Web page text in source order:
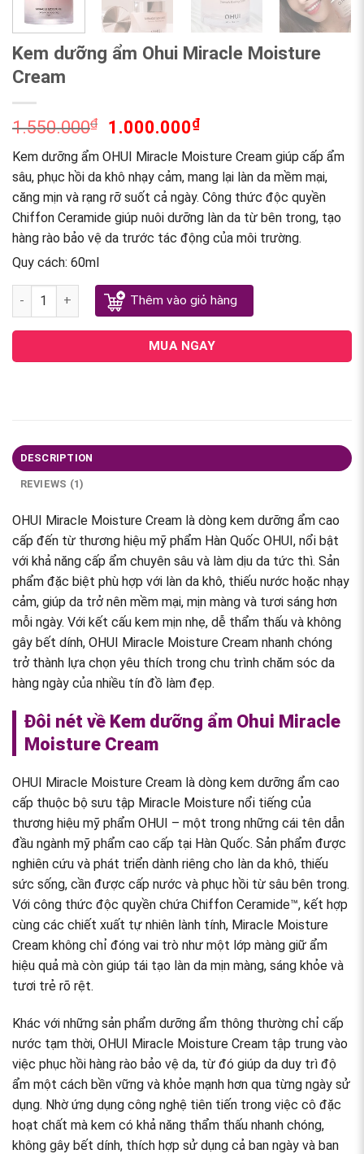
Kem dưỡng ẩm Ohui Miracle Moisture
Cream
1.550.000₫ 1.000.000₫
Kem dưỡng ẩm OHUI Miracle Moisture Cream giúp cấp ẩm
sâu, phục hồi da khô nhạy cảm, mang lại làn da mềm mại,
căng mịn và rạng rỡ suốt cả ngày. Công thức độc quyền
Chiffon Ceramide giúp nuôi dưỡng làn da từ bên trong, tạo
hàng rào bảo vệ da trước tác động của môi trường.
Quy cách: 60ml
Kem dưỡng ẩm Ohui Miracle Moisture Cream quantity
Thêm vào giỏ hàng
MUA NGAY
DESCRIPTION
REVIEWS (1)
OHUI Miracle Moisture Cream là dòng kem dưỡng ẩm cao
cấp đến từ thương hiệu mỹ phẩm Hàn Quốc OHUI, nổi bật
với khả năng cấp ẩm chuyên sâu và làm dịu da tức thì. Sản
phẩm đặc biệt phù hợp với làn da khô, thiếu nước hoặc nhạy
cảm, giúp da trở nên mềm mại, mịn màng và tươi sáng hơn
mỗi ngày. Với kết cấu kem mịn nhẹ, dễ thẩm thấu và không
gây bết dính, OHUI Miracle Moisture Cream nhanh chóng
trở thành lựa chọn yêu thích trong chu trình chăm sóc da
hàng ngày của nhiều tín đồ làm đẹp.
Đôi nét về Kem dưỡng ẩm Ohui Miracle
Moisture Cream
OHUI Miracle Moisture Cream là dòng kem dưỡng ẩm cao
cấp thuộc bộ sưu tập Miracle Moisture nổi tiếng của
thương hiệu mỹ phẩm OHUI – một trong những cái tên dẫn
đầu ngành mỹ phẩm cao cấp tại Hàn Quốc. Sản phẩm được
nghiên cứu và phát triển dành riêng cho làn da khô, thiếu
sức sống, cần được cấp nước và phục hồi từ sâu bên trong.
Với công thức độc quyền chứa Chiffon Ceramide™, kết hợp
cùng các chiết xuất tự nhiên lành tính, Miracle Moisture
Cream không chỉ đóng vai trò như một lớp màng giữ ẩm
hiệu quả mà còn giúp tái tạo làn da mịn màng, sáng khỏe và
tươi trẻ rõ rệt.
Khác với những sản phẩm dưỡng ẩm thông thường chỉ cấp
nước tạm thời, OHUI Miracle Moisture Cream tập trung vào
việc phục hồi hàng rào bảo vệ da, từ đó giúp da duy trì độ
ẩm một cách bền vững và khỏe mạnh hơn qua từng ngày sử
dụng. Nhờ ứng dụng công nghệ tiên tiến trong việc cô đặc
hoạt chất mà kem có khả năng thẩm thấu nhanh chóng,
không gây bết dính, thích hợp sử dụng cả ban ngày và ban